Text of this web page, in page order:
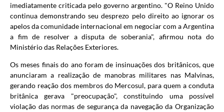
imediatamente criticada pelo governo argentino. "O Reino Unido
continua demonstrando seu desprezo pelo direito ao ignorar os
apelos da comunidade internacional em negociar com a Argentina
a fim de resolver a disputa de soberania", afirmou nota do
Ministério das Relações Exteriores.
Os meses finais do ano foram de insinuações dos britânicos, que
anunciaram a realização de manobras militares nas Malvinas,
gerando reação dos membros do Mercosul, para quem a conduta
britânica gerava "preocupação", constituindo uma possível
violação das normas de segurança da navegação da Organização